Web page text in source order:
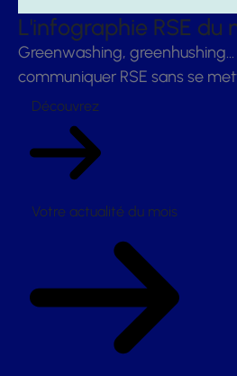
L'infographie RSE du
Greenwashing,
communiquer RSE sans se
Découvrez
Votre actualité du mois